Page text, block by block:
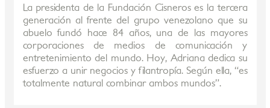
La presidenta de la Fundación Cisneros es la tercera
generación al frente del grupo venezolano que su
abuelo fundó hace 84 años, una de las mayores
corporaciones de medios de comunicación y
entretenimiento del mundo. Hoy, Adriana dedica su
esfuerzo a unir negocios y filantropía. Según ella, “es
totalmente natural combinar ambos mundos”.